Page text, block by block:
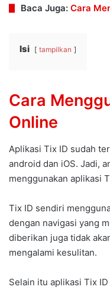
Baca Juga: Cara
Isi tampilkan
Cara
Online
Aplikasi Tix ID sudah
android dan iOS. Jadi,
menggunakan aplikasi
Tix ID sendiri
dengan navigasi yang
diberikan juga tidak
mengalami kesulitan.
Selain itu aplikasi Tix